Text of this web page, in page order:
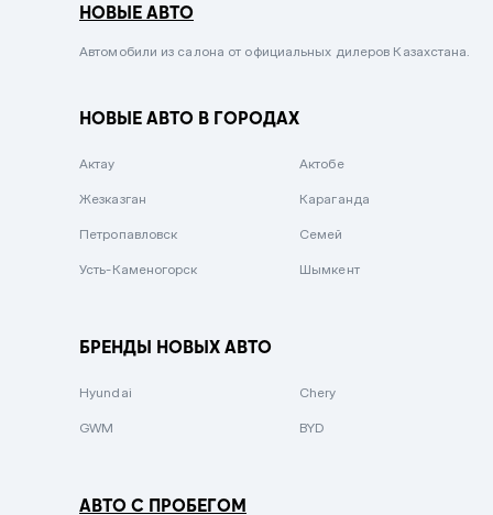
Сиреневый металлик
Вишневый
Зеленый металлик
НОВЫЕ АВТО
Автомобили из салона от официальных дилеров Казахстана.
НОВЫЕ АВТО В ГОРОДАХ
Актау Актобе
Жезказган Караганда
Петропавловск Семей
Усть-Каменогорск Шымкент
БРЕНДЫ НОВЫХ АВТО
Hyundai Chery
GWM BYD
АВТО С ПРОБЕГОМ